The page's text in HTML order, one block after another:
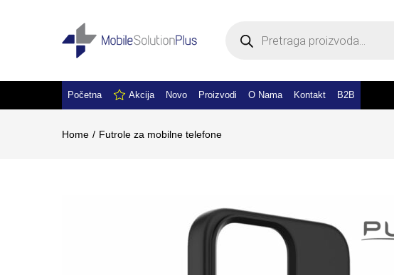
search
Početna Akcija Novo Proizvodi O Nama Kontakt B2B
Home Futrole za mobilne telefone